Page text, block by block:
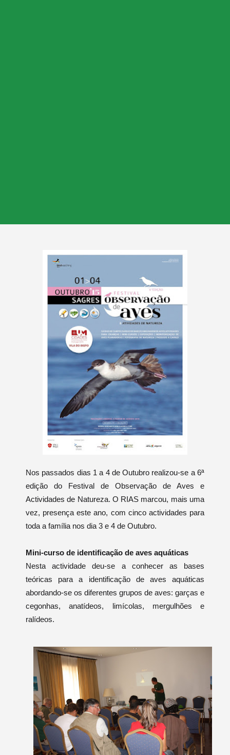
Nos passados dias 1 a 4 de Outubro realizou-se a 6ª
edição do Festival de Observação de Aves e
Actividades de Natureza. O RIAS marcou, mais uma
vez, presença este ano, com cinco actividades para
toda a família nos dia 3 e 4 de Outubro.
Mini-curso de identificação de aves aquáticas
Nesta actividade deu-se a conhecer as bases
teóricas para a identificação de aves aquáticas
abordando-se os diferentes grupos de aves: garças e
cegonhas, anatídeos, limícolas, mergulhões e
ralídeos.